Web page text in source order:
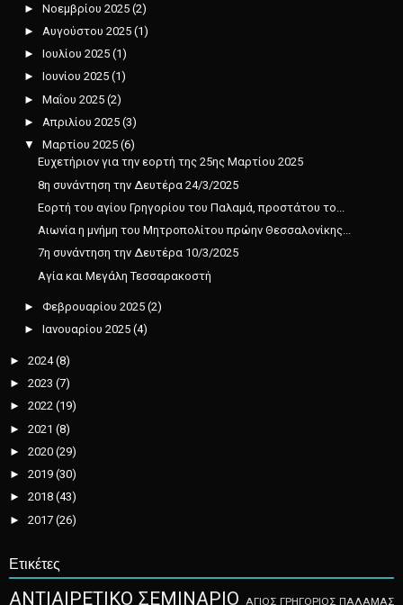
► Νοεμβρίου 2025 (2)
► Αυγούστου 2025 (1)
► Ιουλίου 2025 (1)
► Ιουνίου 2025 (1)
► Μαΐου 2025 (2)
► Απριλίου 2025 (3)
▼ Μαρτίου 2025 (6)
Ευχετήριον για την εορτή της 25ης Μαρτίου 2025
8η συνάντηση την Δευτέρα 24/3/2025
Εορτή του αγίου Γρηγορίου του Παλαμά, προστάτου το...
Αιωνία η μνήμη του Μητροπολίτου πρώην Θεσσαλονίκης...
7η συνάντηση την Δευτέρα 10/3/2025
Αγία και Μεγάλη Τεσσαρακοστή
► Φεβρουαρίου 2025 (2)
► Ιανουαρίου 2025 (4)
► 2024(8)
► 2023 (7)
► 2022 (19)
► 2021 (8)
► 2020 (29)
► 2019 (30)
► 2018 (43)
► 2017 (26)
Ετικέτες
ΑNTIAIPETIKO ΣEMINAPIO
ΑΓΙΟΣ ΓΡΗΓΟΡΙΟΣ ΠΑΛΑΜΑΣ